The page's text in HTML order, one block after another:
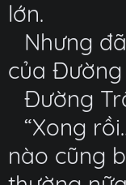
lớn.
Nhưng
của
Đường
“Xong
nào cũng